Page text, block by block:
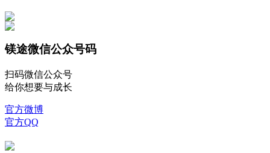
镁途微信公众号码
扫码微信公众号
给你想要与成长
官方微博
官方QQ